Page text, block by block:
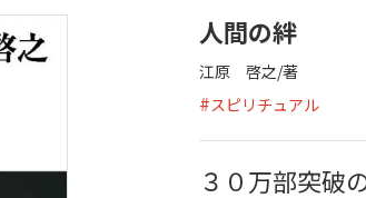
人間の絆
江原 啓之/著
#スピリチュアル
３０万部突破